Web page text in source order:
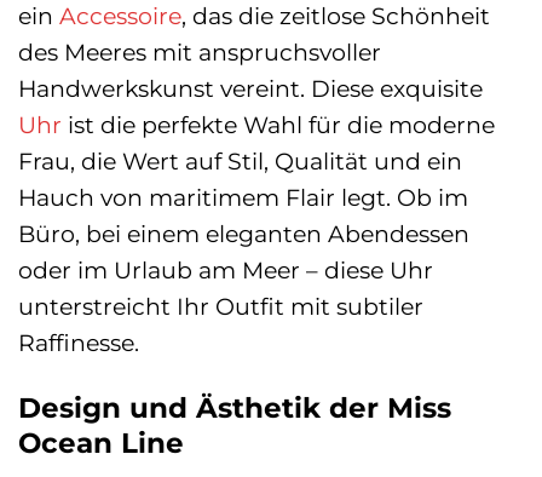
ein Accessoire, das die zeitlose Schönheit
des Meeres mit anspruchsvoller
Handwerkskunst vereint. Diese exquisite
Uhr ist die perfekte Wahl für die moderne
Frau, die Wert auf Stil, Qualität und ein
Hauch von maritimem Flair legt. Ob im
Büro, bei einem eleganten Abendessen
oder im Urlaub am Meer – diese Uhr
unterstreicht Ihr Outfit mit subtiler
Raffinesse.
Design und Ästhetik der Miss
Ocean Line